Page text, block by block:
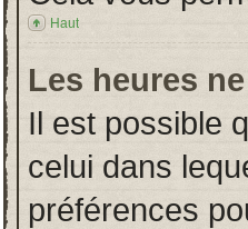
Haut
Les heures
Il est possible
celui dans
préférences